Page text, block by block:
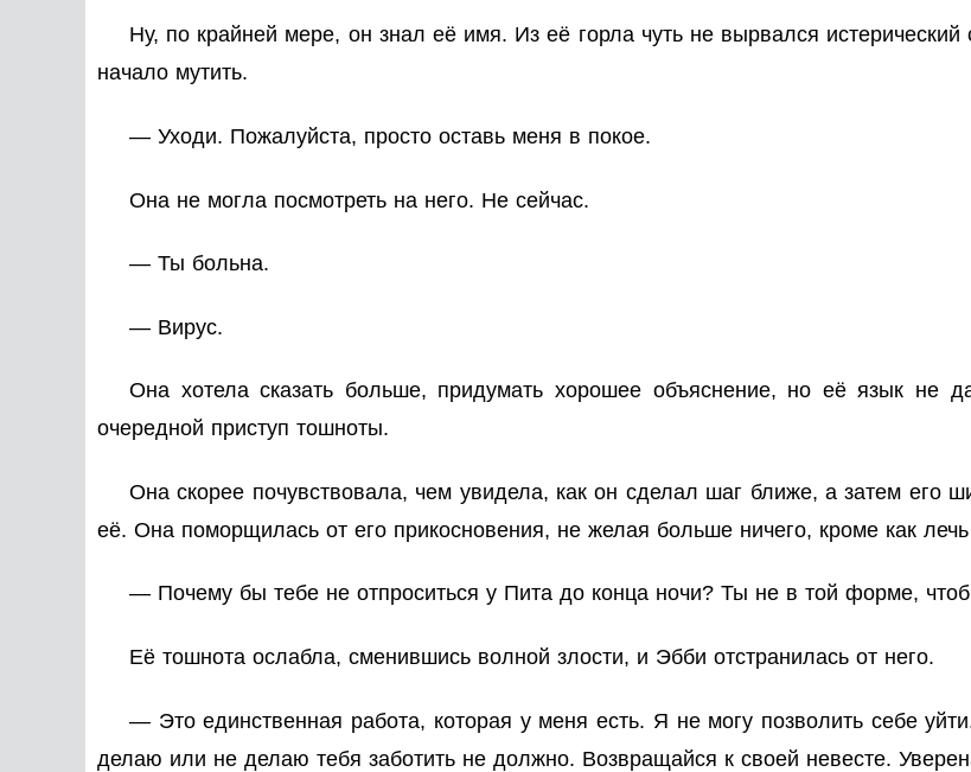
Ну, по крайней мере, он знал её имя. Из её горла чуть не вырвался
начало мутить.
— Уходи. Пожалуйста, просто оставь меня в покое.
Она не могла посмотреть на него. Не сейчас.
— Ты больна.
— Вирус.
Она хотела сказать больше, придумать хорошее объяснение, но её язык не
очередной приступ тошноты.
Она скорее почувствовала, чем увидела, как он сделал шаг ближе, а затем его
её. Она поморщилась от его прикосновения, не желая больше ничего, кроме как
— Почему бы тебе не отпроситься у Пита до конца ночи? Ты не в той форме,
Её тошнота ослабла, сменившись волной злости, и Эбби отстранилась от него.
— Это единственная работа, которая у меня есть. Я не могу позволить себе
делаю или не делаю тебя заботить не должно. Возвращайся к своей невесте.